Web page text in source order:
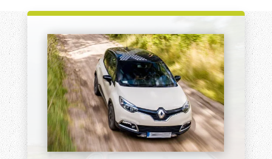
era:
es: